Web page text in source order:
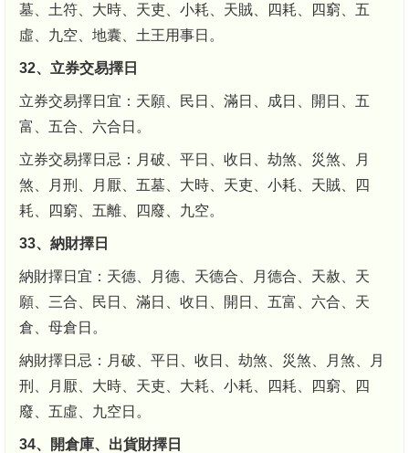
墓、土符、大時、天吏、小耗、天賊、四耗、四窮、五
虛、九空、地囊、土王用事日。
32、立券交易擇日
立券交易擇日宜：天願、民日、滿日、成日、開日、五
富、五合、六合日。
立券交易擇日忌：月破、平日、收日、劫煞、災煞、月
煞、月刑、月厭、五墓、大時、天吏、小耗、天賊、四
耗、四窮、五離、四廢、九空。
33、納財擇日
納財擇日宜：天德、月德、天德合、月德合、天赦、天
願、三合、民日、滿日、收日、開日、五富、六合、天
倉、母倉日。
納財擇日忌：月破、平日、收日、劫煞、災煞、月煞、月
刑、月厭、大時、天吏、大耗、小耗、四耗、四窮、四
廢、五虛、九空日。
34、開倉庫、出貨財擇日